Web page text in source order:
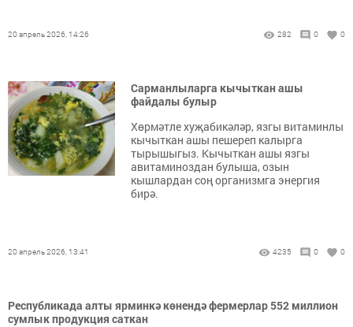
20 апрель 2026, 14:26 282 0 0
Сарманлыларга кычыткан ашы
файдалы булыр
Хөрмәтле хуҗабикәләр, язгы витаминлы
кычыткан ашы пешереп калырга
тырышыгыз. Кычыткан ашы язгы
авитаминоздан булыша, озын
кышлардан соң организмга энергия
бирә.
20 апрель 2026, 13:41 4235 0 0
Республикада алты ярминкә көнендә фермерлар 552 миллион
сумлык продукция саткан